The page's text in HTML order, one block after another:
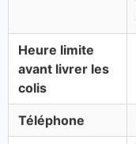
Heure limite
avant livrer les
colis
Téléphone